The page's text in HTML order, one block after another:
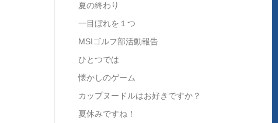
夏の終わり
一目ぼれを１つ
MSIゴルフ部活動報告
ひとつでは
懐かしのゲーム
カップヌードルはお好きですか？
夏休みですね！